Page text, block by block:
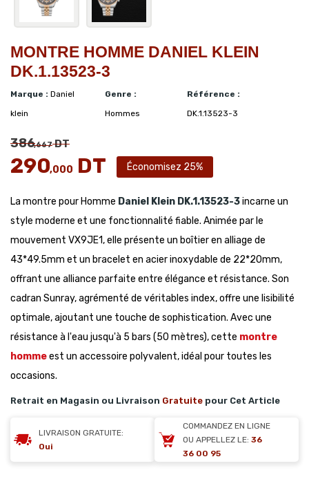
MONTRE HOMME DANIEL KLEIN
DK.1.13523-3
Marque : Daniel
klein
Genre :
Hommes
Référence :
DK.1.13523-3
386,667DT
290,000 DT Économisez 25%
La montre pour Homme Daniel Klein DK.1.13523-3incarne un
style moderne et une fonctionnalité fiable. Animée par le
mouvement VX9JE1, elle présente un boîtier en alliage de
43*49.5mm et un bracelet en acier inoxydable de 22*20mm,
offrant une alliance parfaite entre élégance et résistance. Son
cadran Sunray, agrémenté de véritables index, offre une lisibilité
optimale, ajoutant une touche de sophistication. Avec une
résistance à l'eau jusqu'à 5 bars (50 mètres), cette montre
hommeest un accessoire polyvalent, idéal pour toutes les
occasions.
Retrait en Magasin ou Livraison Gratuite pour Cet Article
LIVRAISON GRATUITE:
Oui
COMMANDEZ EN LIGNE
OU APPELLEZ LE: 36
36 00 95